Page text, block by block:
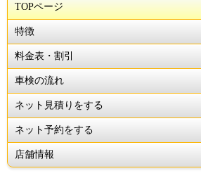
TOPページ
特徴
料金表・割引
車検の流れ
ネット見積りをする
ネット予約をする
店舗情報